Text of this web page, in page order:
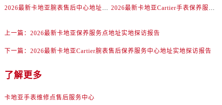
2026最新卡地亚腕表售后中心地址考察报告
2026最新卡地亚Cartier手表保养服务网点地址调研报告
上一篇： 2026最新卡地亚保养服务点地址实地探访报告
下一篇： 2026最新卡地亚Cartier腕表售后保养服务中心地址实地探访报告
了解更多
卡地亚手表维修点售后服务中心